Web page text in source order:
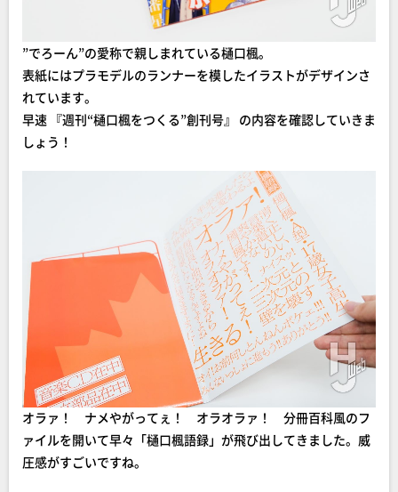
”でろーん”の愛称で親しまれている樋口楓。
表紙にはプラモデルのランナーを模したイラストがデザインさ
れています。
早速 『週刊“樋口楓をつくる”創刊号』 の内容を確認していきま
しょう！
オラァ！ ナメやがってぇ！ オラオラァ！ 分冊百科風のフ
ァイルを開いて早々「樋口楓語録」が飛び出してきました。威
圧感がすごいですね。